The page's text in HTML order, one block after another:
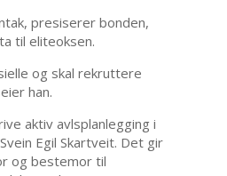
presiserer bonden,
til eliteoksen.
og skal rekruttere
han.
aktiv avlsplanlegging i
Egil Skartveit. Det gir
og bestemor til